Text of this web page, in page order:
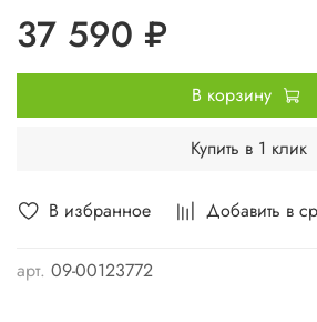
В избранное Добавить в
арт. 09-00123772
37 590 ₽
В корзину
Купить в 1 клик